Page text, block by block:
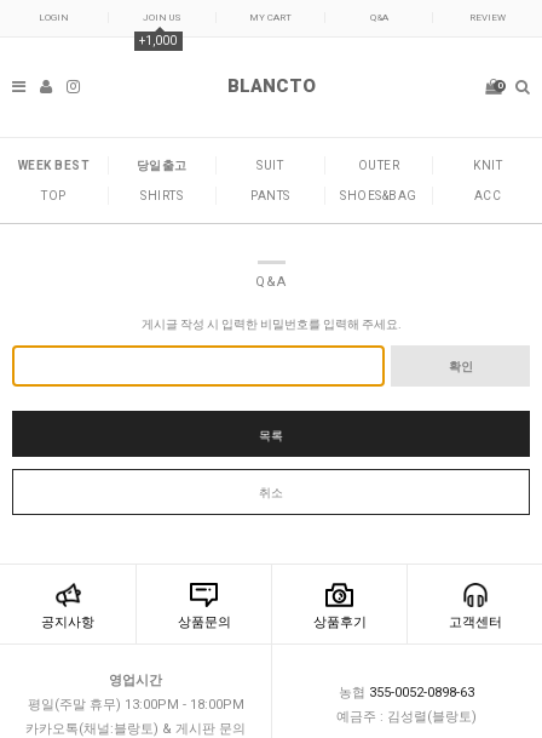
LOGIN JOIN US
+1,000
MY CART Q&A REVIEW
BLANCTO 0
WEEK BEST 당일출고 SUIT OUTER KNIT
TOP SHIRTS PANTS SHOES&BAG ACC
Q&A
게시글 작성 시 입력한 비밀번호를 입력해 주세요.
확인
목록
취소
공지사항 상품문의 상품후기 고객센터
영업시간
평일(주말 휴무) 13:00PM - 18:00PM
카카오톡(채널:블랑토) & 게시판 문의
농협 355-0052-0898-63
예금주 : 김성렬(블랑토)